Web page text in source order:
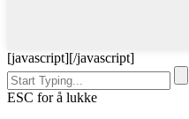
[javascript][/javascript]
ESC for å lukke